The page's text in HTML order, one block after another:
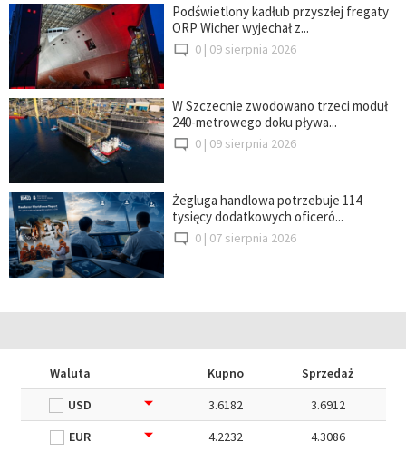
Podświetlony kadłub przyszłej fregaty
ORP Wicher wyjechał z...
0 | 09 sierpnia 2026
W Szczecnie zwodowano trzeci moduł
240-metrowego doku pływa...
0 | 09 sierpnia 2026
Żegluga handlowa potrzebuje 114
tysięcy dodatkowych oficeró...
0 | 07 sierpnia 2026
Waluta Kupno
Sprzedaż
USD
3.6182
3.6912
EUR
4.2232
4.3086